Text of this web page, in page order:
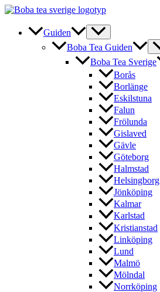
Hoppa
innehåll
Guiden
Boba Tea Guiden
Boba Tea Sverige
Borås
Borlänge
Eskilstuna
Falun
Frölunda
Gislaved
Gävle
Göteborg
Halmstad
Helsingborg
Jönköping
Kalmar
Karlstad
Kristianstad
Linköping
Lund
Malmö
Mölndal
Norrköping